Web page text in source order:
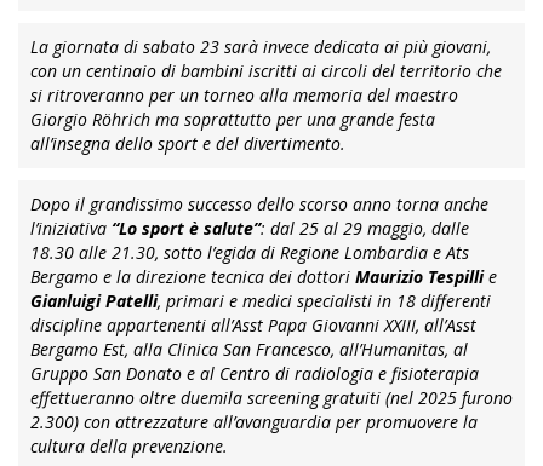
La giornata di sabato 23 sarà invece dedicata ai più giovani,
con un centinaio di bambini iscritti ai circoli del territorio che
si ritroveranno per un torneo alla memoria del maestro
Giorgio Röhrich ma soprattutto per una grande festa
all’insegna dello sport e del divertimento.
Dopo il grandissimo successo dello scorso anno torna anche
l’iniziativa “Lo sport è salute”: dal 25 al 29 maggio, dalle
18.30 alle 21.30, sotto l’egida di Regione Lombardia e Ats
Bergamo e la direzione tecnica dei dottori Maurizio Tespillie
Gianluigi Patelli, primari e medici specialisti in 18 differenti
discipline appartenenti all’Asst Papa Giovanni XXIII, all’Asst
Bergamo Est, alla Clinica San Francesco, all’Humanitas, al
Gruppo San Donato e al Centro di radiologia e fisioterapia
effettueranno oltre duemila screening gratuiti (nel 2025 furono
2.300) con attrezzature all’avanguardia per promuovere la
cultura della prevenzione.